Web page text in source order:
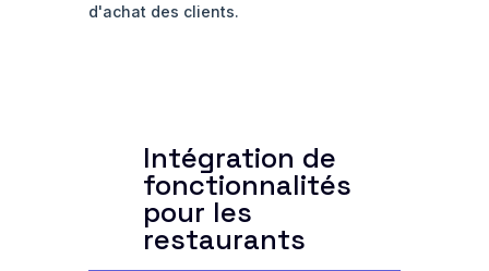
d'achat des clients.
Intégration de
fonctionnalités
pour les
restaurants